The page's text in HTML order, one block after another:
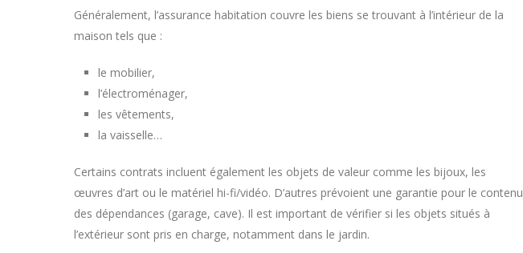
Généralement, l’assurance habitation couvre les biens se trouvant à l’intérieur de la
maison tels que :
le mobilier,
l’électroménager,
les vêtements,
la vaisselle…
Certains contrats incluent également les objets de valeur comme les bijoux, les
œuvres d’art ou le matériel hi-fi/vidéo. D’autres prévoient une garantie pour le contenu
des dépendances (garage, cave). Il est important de vérifier si les objets situés à
l’extérieur sont pris en charge, notamment dans le jardin.